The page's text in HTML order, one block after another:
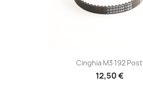
Cinghia M3 192 Post
12,50 €